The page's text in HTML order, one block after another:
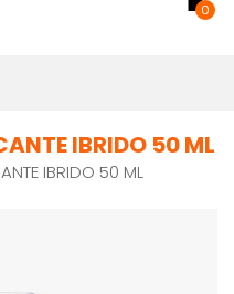
0
IBRIDO 50 ML
IBRIDO 50 ML